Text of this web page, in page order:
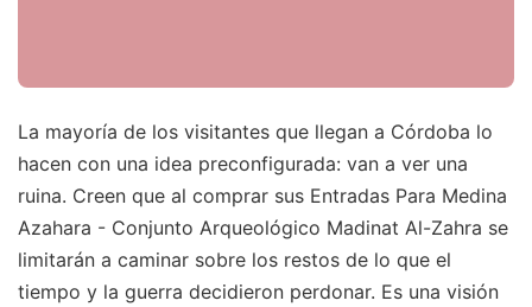
La mayoría de los visitantes que llegan a Córdoba lo
hacen con una idea preconfigurada: van a ver una
ruina. Creen que al comprar sus Entradas Para Medina
Azahara - Conjunto Arqueológico Madinat Al-Zahra se
limitarán a caminar sobre los restos de lo que el
tiempo y la guerra decidieron perdonar. Es una visión